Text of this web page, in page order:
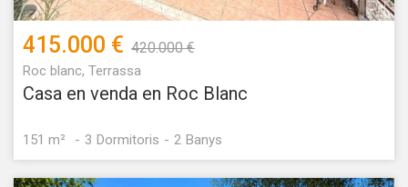
415.000 € 420.000 €
Roc blanc, Terrassa
Casa en venda en Roc Blanc
151 m² 3 Dormitoris 2 Banys